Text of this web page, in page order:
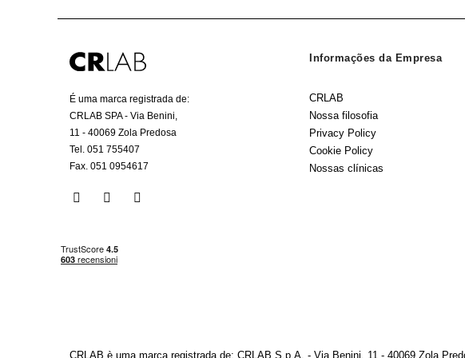
É uma marca registrada de:
CRLAB SPA - Via Benini,
11 - 40069 Zola Predosa
Tel. 051 755407
Fax. 051 0954617
Informações da Empresa
CRLAB
Nossa filosofia
Privacy Policy
Cookie Policy
Nossas clínicas
CRLAB è uma marca registrada de: CRLAB S.p.A. - Via Benini, 11 - 40069 Zola